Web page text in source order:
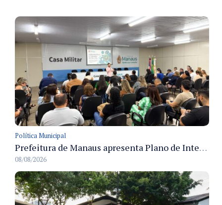
Política Municipal
Prefeitura de Manaus apresenta Plano de Integridade da CGM e qualifica servidores para governança e conformidade no biênio 2027-2028
08/08/2026